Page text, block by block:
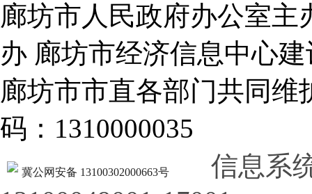
廊坊市人民政府办公室
办 廊坊市经济信息中心建
廊坊市市直各部门共同
码：1310000035
冀公网安备 13100302000663号
信息系